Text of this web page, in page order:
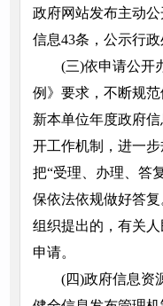
政府网站发布主动
信息43条，公示行政
(三)依申请公开
例》要求，不断规
新本单位年度政府
开工作机制，进一
把“受理、办理、答
保依法依规做好答
组织提出的，有关
申请。
(四)政府信息资